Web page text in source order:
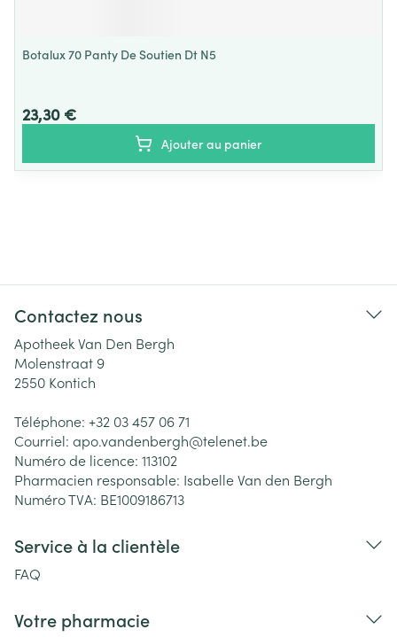
Botalux 70 Panty De Soutien Dt N5
23,30 €
Ajouter au panier
Contactez nous
Apotheek Van Den Bergh
Molenstraat 9
2550 Kontich
Téléphone: +32 03 457 06 71
Courriel: apo.vandenbergh@telenet.be
Numéro de licence: 113102
Pharmacien responsable: Isabelle Van den Bergh
Numéro TVA: BE1009186713
Service à la clientèle
FAQ
Votre pharmacie